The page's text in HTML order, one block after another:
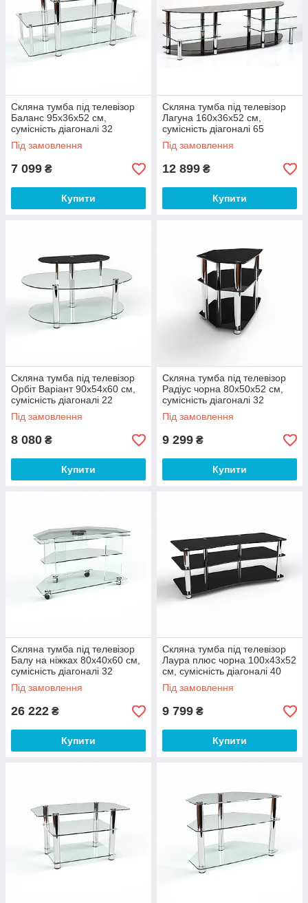
Скляна тумба під телевізор
Баланс 95х36х52 см,
сумісність діагоналі 32
дюйми (БЦ-стол ТМ)
Під замовлення
7 099 ₴
Купити
Скляна тумба під телевізор
Лагуна 160х36х52 см,
сумісність діагоналі 65
дюймів (БЦ-стол ТМ)
Під замовлення
12 899 ₴
Купити
Скляна тумба під телевізор
Орбіт Варіант 90х54х60 см,
сумісність діагоналі 22
дюйми (БЦ-стол ТМ)
Під замовлення
8 080 ₴
Купити
Скляна тумба під телевізор
Радіус чорна 80х50х52 см,
сумісність діагоналі 32
дюйми (БЦ-стол ТМ)
Під замовлення
9 299 ₴
Купити
Скляна тумба під телевізор
Балу на ніжках 80х40х60 см,
сумісність діагоналі 32
дюйми (БЦ-стіл ТМ)
Під замовлення
26 222 ₴
Купити
Скляна тумба під телевізор
Лаура плюс чорна 100х43х52
см, сумісність діагоналі 40
дюймів (БЦ-стіл ТМ)
Під замовлення
9 799 ₴
Купити